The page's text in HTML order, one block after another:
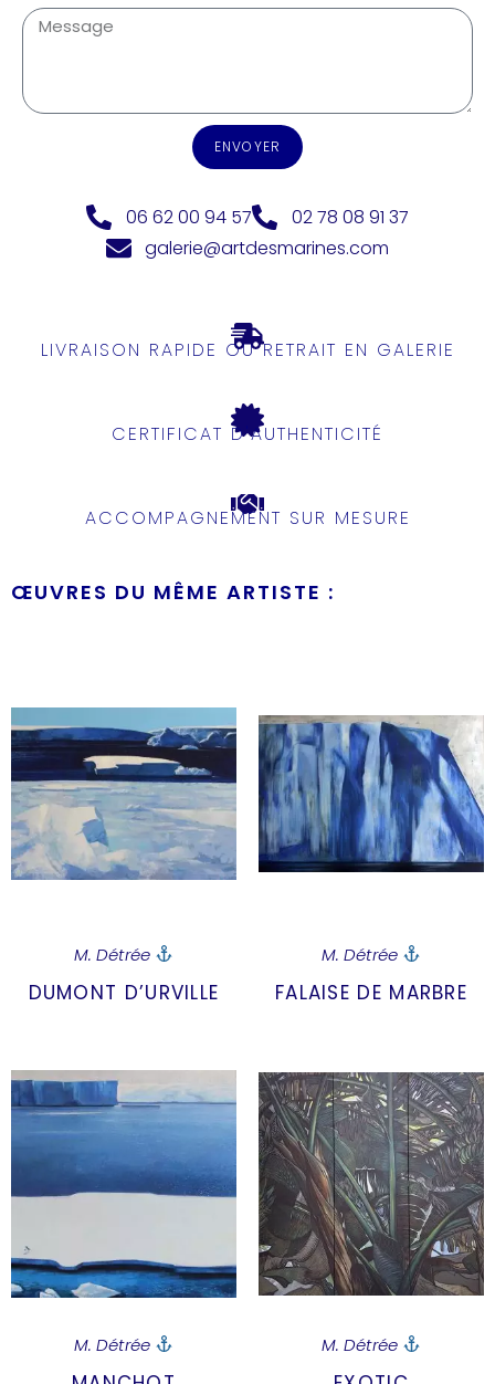
ENVOYER
06 62 00 94 57
02 78 08 91 37
galerie@artdesmarines.com
LIVRAISON RAPIDE OU RETRAIT EN GALERIE
CERTIFICAT D'AUTHENTICITÉ
ACCOMPAGNEMENT SUR MESURE
ŒUVRES DU MÊME ARTISTE :
M. Détrée
DUMONT D’URVILLE
M. Détrée
FALAISE DE MARBRE
M. Détrée M. Détrée